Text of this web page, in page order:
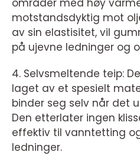
motstandsdyktig mot
av sin elastisitet, vil
på ujevne ledninger og
4. Selvsmeltende teip:
laget av et spesielt
binder seg selv når det
Den etterlater ingen
effektiv til vanntetting
ledninger.